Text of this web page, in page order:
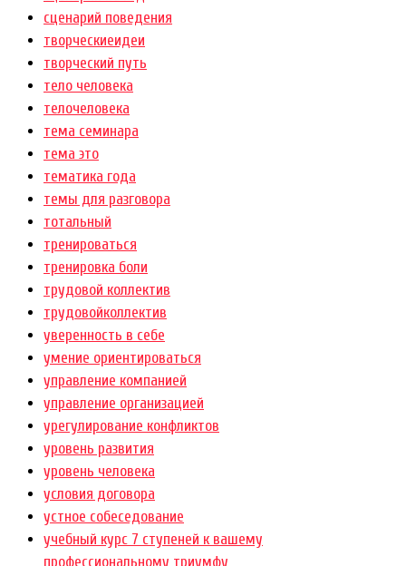
сценарий поведения
творческиеидеи
творческий путь
тело человека
телочеловека
тема семинара
тема это
тематика года
темы для разговора
тотальный
тренироваться
тренировка боли
трудовой коллектив
трудовойколлектив
уверенность в себе
умение ориентироваться
управление компанией
управление организацией
урегулирование конфликтов
уровень развития
уровень человека
условия договора
устное собеседование
учебный курс 7 ступеней к вашему
профессиональному триумфу